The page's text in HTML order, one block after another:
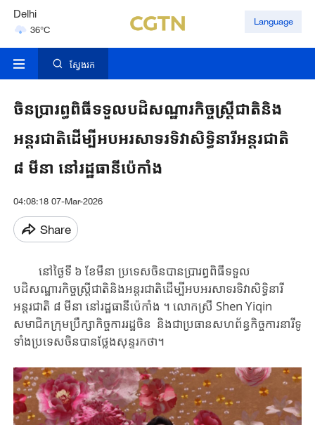
Delhi
36°C
Hyderabad
Language
ស្វែងរក
ចិនប្រារព្ធពិធីទទួលបដិសណ្ឋារកិច្ចស្ត្រីជាតិនិង
អន្តរជាតិដើម្បីអបអរសាទរទិវាសិទ្ធិនារីអន្តរជាតិ
៨ មីនា នៅរដ្ឋធានីប៉េកាំង
04:08:18 07-Mar-2026
Share
នៅថ្ងៃទី ៦ ខែមីនា ​​​ប្រទេសចិន​បាន​​ប្រារព្ធ​ពិធីទទួល​
បដិសណ្ឋារកិច្ច​ស្ត្រី​ជាតិនិងអន្តរជាតិ​ដើម្បី​អបអរ​សាទរ​ទិវា​សិទ្ធិនារី​
អន្តរជាតិ​ ៨ មីនា នៅរដ្ឋធានីប៉េកាំង ។ ​​លោកស្រី Shen Yiqin ​​​​
សមាជិកក្រុមប្រឹក្សាកិច្ចការរដ្ឋចិន ​និងជា​ប្រធាន​​សហព័ន្ធ​កិច្ចការនារី​ទូ
ទាំង​ប្រទេស​ចិន​បាន​ថ្លែងសុន្ទរកថា។​